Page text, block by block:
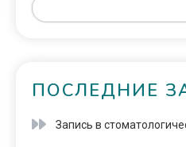
ПОСЛЕДНИЕ
Запись в